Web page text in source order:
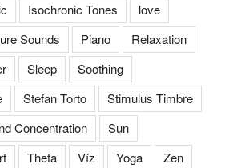
Isochronic Tones
love
Sounds Piano
Relaxation
Sleep
Soothing
Stefan Torto
Stimulus Timbre
Concentration
Sun
Theta Víz Yoga
Zen